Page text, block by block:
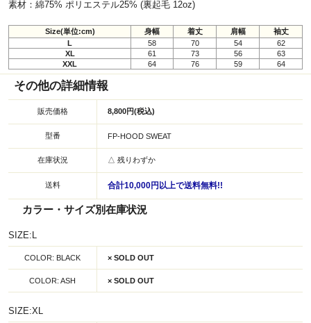
素材：綿75% ポリエステル25% (裏起毛 12oz)
Size(単位:cm) 身幅 着丈 肩幅
袖丈
L
58 70 54
62
XL
61 73 56
63
XXL
64 76 59 64
その他の詳細情報
販売価格 8,800円(税込)
型番 FP-HOOD SWEAT
在庫状況 △ 残りわずか
送料 合計10,000円以上で送料無料!!
カラー・サイズ別在庫状況
SIZE:L
COLOR: BLACK × SOLD OUT
COLOR: ASH × SOLD OUT
SIZE:XL